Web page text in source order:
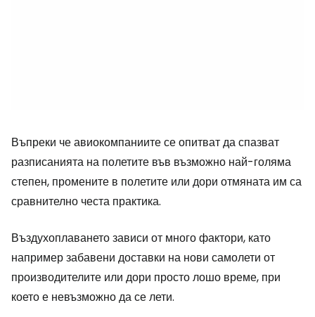
Въпреки че авиокомпаниите се опитват да спазват
разписанията на полетите във възможно най-голяма
степен, промените в полетите или дори отмяната им са
сравнително честа практика.
Въздухоплаването зависи от много фактори, като
например забавени доставки на нови самолети от
производителите или дори просто лошо време, при
което е невъзможно да се лети.